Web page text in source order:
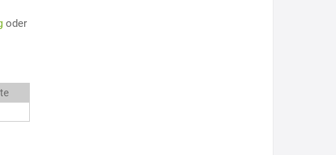
oder